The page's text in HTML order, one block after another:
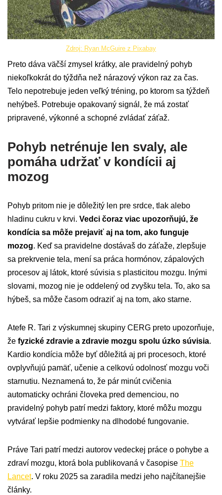
Zdroj: Ryan McGuire z Pixabay
Preto dáva väčší zmysel krátky, ale pravidelný pohyb
niekoľkokrát do týždňa než nárazový výkon raz za čas.
Telo nepotrebuje jeden veľký tréning, po ktorom sa týždeň
nehýbeš. Potrebuje opakovaný signál, že má zostať
pripravené, výkonné a schopné zvládať záťaž.
Pohyb netrénuje len svaly, ale
pomáha udržať v kondícii aj
mozog
Pohyb pritom nie je dôležitý len pre srdce, tlak alebo
hladinu cukru v krvi. Vedci čoraz viac upozorňujú, že
kondícia sa môže prejaviť aj na tom, ako funguje
mozog. Keď sa pravidelne dostávaš do záťaže, zlepšuje
sa prekrvenie tela, mení sa práca hormónov, zápalových
procesov aj látok, ktoré súvisia s plasticitou mozgu. Inými
slovami, mozog nie je oddelený od zvyšku tela. To, ako sa
hýbeš, sa môže časom odraziť aj na tom, ako starne.
Atefe R. Tari z výskumnej skupiny CERG preto upozorňuje,
že fyzické zdravie a zdravie mozgu spolu úzko súvisia.
Kardio kondícia môže byť dôležitá aj pri procesoch, ktoré
ovplyvňujú pamäť, učenie a celkovú odolnosť mozgu voči
starnutiu. Neznamená to, že pár minút cvičenia
automaticky ochráni človeka pred demenciou, no
pravidelný pohyb patrí medzi faktory, ktoré môžu mozgu
vytvárať lepšie podmienky na dlhodobé fungovanie.
Práve Tari patrí medzi autorov vedeckej práce o pohybe a
zdraví mozgu, ktorá bola publikovaná v časopise The
Lancet. V roku 2025 sa zaradila medzi jeho najčítanejšie
články.